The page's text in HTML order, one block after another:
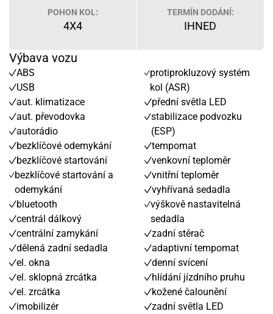
POHON KOL:
4X4
TERMÍN DODÁNÍ:
IHNED
Výbava vozu
ABS
USB
aut. klimatizace
aut. převodovka
autorádio
bezklíčové odemykání
bezklíčové startování
bezklíčové startování a
odemykání
bluetooth
centrál dálkový
centrální zamykání
dělená zadní sedadla
el. okna
el. sklopná zrcátka
el. zrcátka
imobilizér
protiprokluzový systém
kol (ASR)
přední světla LED
stabilizace podvozku
(ESP)
tempomat
venkovní teploměr
vnitřní teploměr
vyhřívaná sedadla
výškově nastavitelná
sedadla
zadní stěrač
adaptivní tempomat
denní svícení
hlídání jízdního pruhu
kožené čalounění
zadní světla LED